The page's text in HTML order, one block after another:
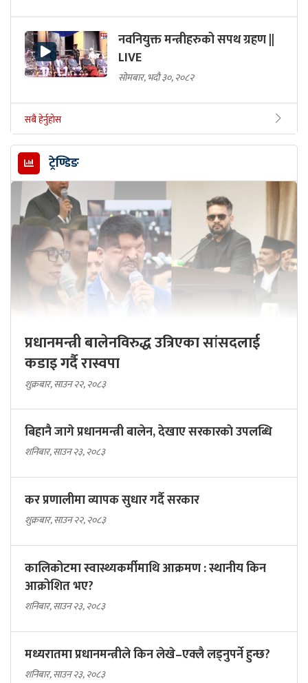
नवनियुक्त मन्त्रीहरुको सपथ ग्रहण ||
LIVE
सोमबार, भदौ ३०, २०८२
सबै हेर्नुहोस
ट्रेण्डिङ
प्रधानमन्त्री बालेनविरुद्ध उत्रिएका सांसदलाई
कडाइ गर्दै रास्वपा
शुक्रबार, साउन २२, २०८३
बिहानै जागे प्रधानमन्त्री बालेन, देखाए सरकारकाे उपलब्धि
शनिबार, साउन २३, २०८३
कर प्रणालीमा व्यापक सुधार गर्दै सरकार
शुक्रबार, साउन २२, २०८३
कालिकोटमा स्वास्थ्यकर्मीमाथि आक्रमण : स्थानीय किन
आक्रोशित भए?
शनिबार, साउन २३, २०८३
मध्यरातमा प्रधानमन्त्रीले किन लेखे–एक्लै लड्नुपर्ने हुन्छ?
शनिबार, साउन २३, २०८३